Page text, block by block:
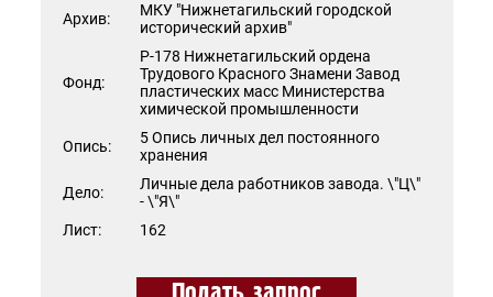
Архив:
МКУ "Нижнетагильский городской
исторический архив"
Фонд:
Р-178 Нижнетагильский ордена
Трудового Красного Знамени Завод
пластических масс Министерства
химической промышленности
Опись:
5 Опись личных дел постоянного
хранения
Дело:
Личные дела работников завода. \"Ц\"
- \"Я\"
Лист:
162